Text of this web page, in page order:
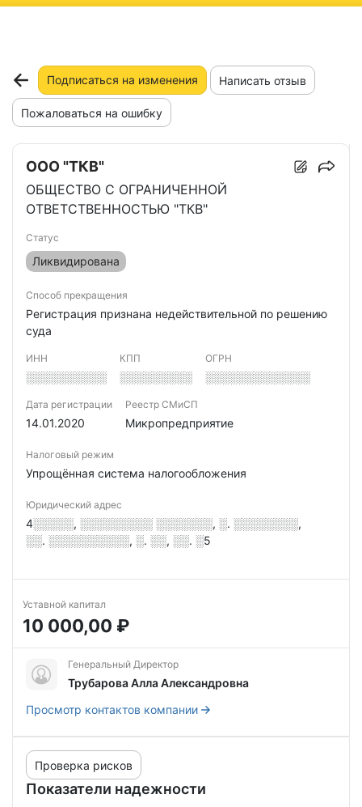
Подписаться на изменения Написать отзыв
Пожаловаться на ошибку
ООО "ТКВ"
ОБЩЕСТВО С ОГРАНИЧЕННОЙ
ОТВЕТСТВЕННОСТЬЮ "ТКВ"
Статус
Ликвидирована
Способ прекращения
Регистрация признана недействительной по решению
суда
ИНН
░░░░░░░░░░
КПП
░░░░░░░░░
ОГРН
░░░░░░░░░░░░░
Дата регистрации
14.01.2020
Реестр СМиСП
Микропредприятие
Налоговый режим
Упрощённая система налогообложения
Юридический адрес
4░░░░░, ░░░░░░░░░ ░░░░░░░, ░. ░░░░░░░░,
░░. ░░░░░░░░░░, ░. ░░, ░░. ░5
Уставной капитал
10 000,00 ₽
Генеральный Директор
Трубарова Алла Александровна
Просмотр контактов компании
Показатели надежности
Проверка рисков